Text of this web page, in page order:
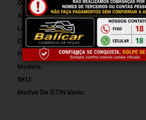
Origem:
Altura Da Embalagem:
Largura Da Embalagem:
Comprimento Da Embalagem:
Peso Da Embalagem:
Modelo:
SKU:
Motivo De GTIN Vacío: